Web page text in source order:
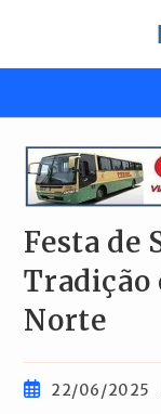
o
Festa de
Tradição
Norte
Post22/06/2025